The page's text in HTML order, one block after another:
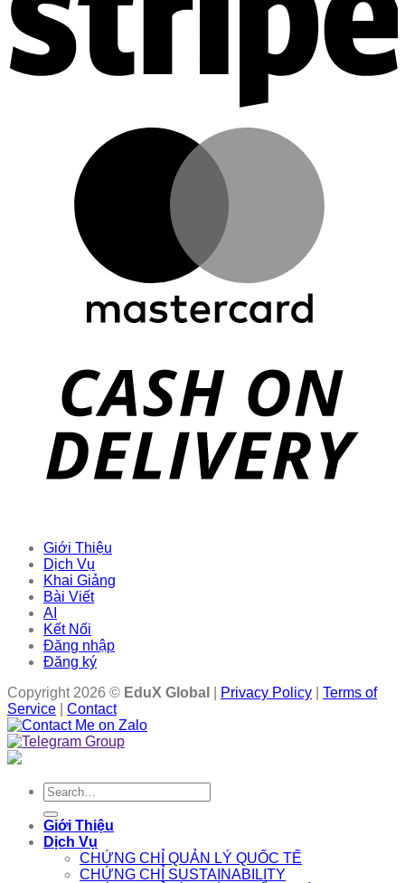
Giới Thiệu
Dịch Vụ
Khai Giảng
Bài Viết
AI
Kết Nối
Đăng nhập
Đăng ký
Copyright 2026 © EduX Global Privacy Policy
Terms of
Service
Contact
Search
for:
Giới Thiệu
Dịch Vụ
CHỨNG CHỈ QUẢN LÝ QUỐC TẾ
CHỨNG CHỈ SUSTAINABILITY